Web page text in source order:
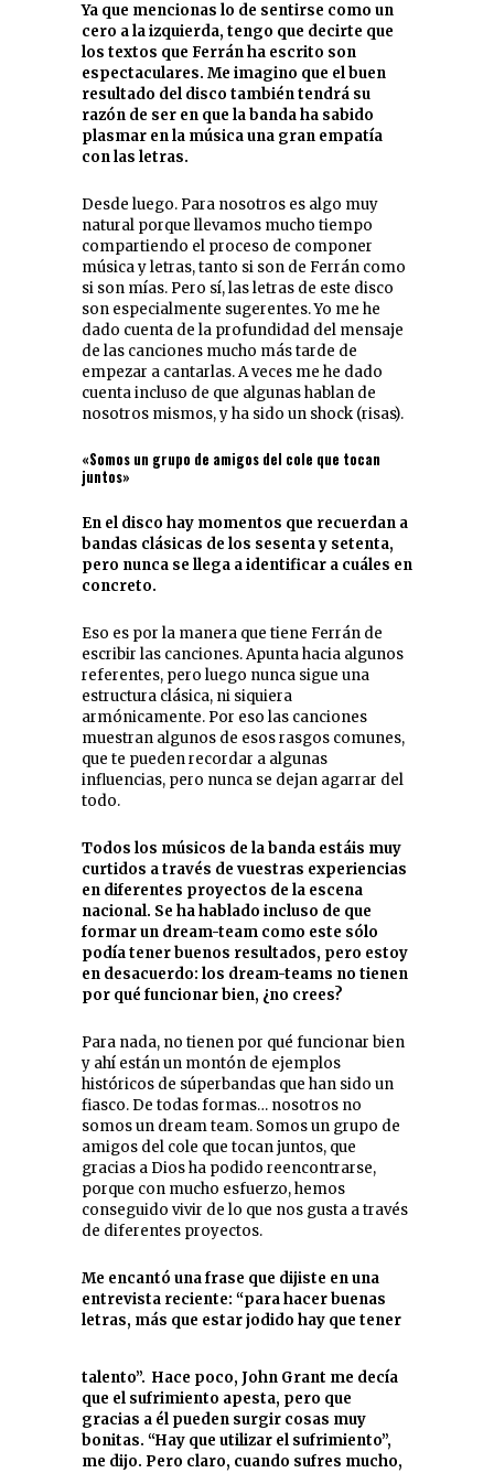
Ya que mencionas lo de sentirse como un
cero a la izquierda, tengo que decirte que
los textos que Ferrán ha escrito son
espectaculares. Me imagino que el buen
resultado del disco también tendrá su
razón de ser en que la banda ha sabido
plasmar en la música una gran empatía
con las letras.
Desde luego. Para nosotros es algo muy
natural porque llevamos mucho tiempo
compartiendo el proceso de componer
música y letras, tanto si son de Ferrán como
si son mías. Pero sí, las letras de este disco
son especialmente sugerentes. Yo me he
dado cuenta de la profundidad del mensaje
de las canciones mucho más tarde de
empezar a cantarlas. A veces me he dado
cuenta incluso de que algunas hablan de
nosotros mismos, y ha sido un shock (risas).
«Somos un grupo de amigos del cole que tocan
juntos»
En el disco hay momentos que recuerdan a
bandas clásicas de los sesenta y setenta,
pero nunca se llega a identificar a cuáles en
concreto.
Eso es por la manera que tiene Ferrán de
escribir las canciones. Apunta hacia algunos
referentes, pero luego nunca sigue una
estructura clásica, ni siquiera
armónicamente. Por eso las canciones
muestran algunos de esos rasgos comunes,
que te pueden recordar a algunas
influencias, pero nunca se dejan agarrar del
todo.
Todos los músicos de la banda estáis muy
curtidos a través de vuestras experiencias
en diferentes proyectos de la escena
nacional. Se ha hablado incluso de que
formar un dream-team como este sólo
podía tener buenos resultados, pero estoy
en desacuerdo: los dream-teams no tienen
por qué funcionar bien, ¿no crees?
Para nada, no tienen por qué funcionar bien
y ahí están un montón de ejemplos
históricos de súperbandas que han sido un
fiasco. De todas formas… nosotros no
somos un dream team. Somos un grupo de
amigos del cole que tocan juntos, que
gracias a Dios ha podido reencontrarse,
porque con mucho esfuerzo, hemos
conseguido vivir de lo que nos gusta a través
de diferentes proyectos.
Me encantó una frase que dijiste en una
entrevista reciente: “para hacer buenas
letras, más que estar jodido hay que tener
talento”. Hace poco, John Grant me decía
que el sufrimiento apesta, pero que
gracias a él pueden surgir cosas muy
bonitas. “Hay que utilizar el sufrimiento”,
me dijo. Pero claro, cuando sufres mucho,